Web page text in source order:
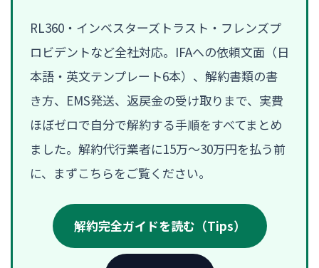
RL360・インベスターズトラスト・フレンズプ
ロビデントなど全社対応。IFAへの依頼文面（日
本語・英文テンプレート6本）、解約書類の書
き方、EMS発送、返戻金の受け取りまで、実費
ほぼゼロで自分で解約する手順をすべてまとめ
ました。解約代行業者に15万〜30万円を払う前
に、まずこちらをご覧ください。
解約完全ガイドを読む（Tips）